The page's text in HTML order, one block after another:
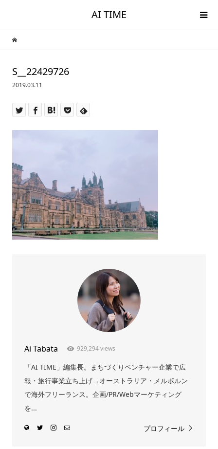
AI TIME
S__22429726
2019.03.11
Ai Tabata 929,294 views
「AI TIME」編集長。まちづくりベンチャー企業で広
報・旅行事業立ち上げ→オーストラリア・メルボルン
で海外フリーランス。企画/PR/Webマーケティング
を...
プロフィール